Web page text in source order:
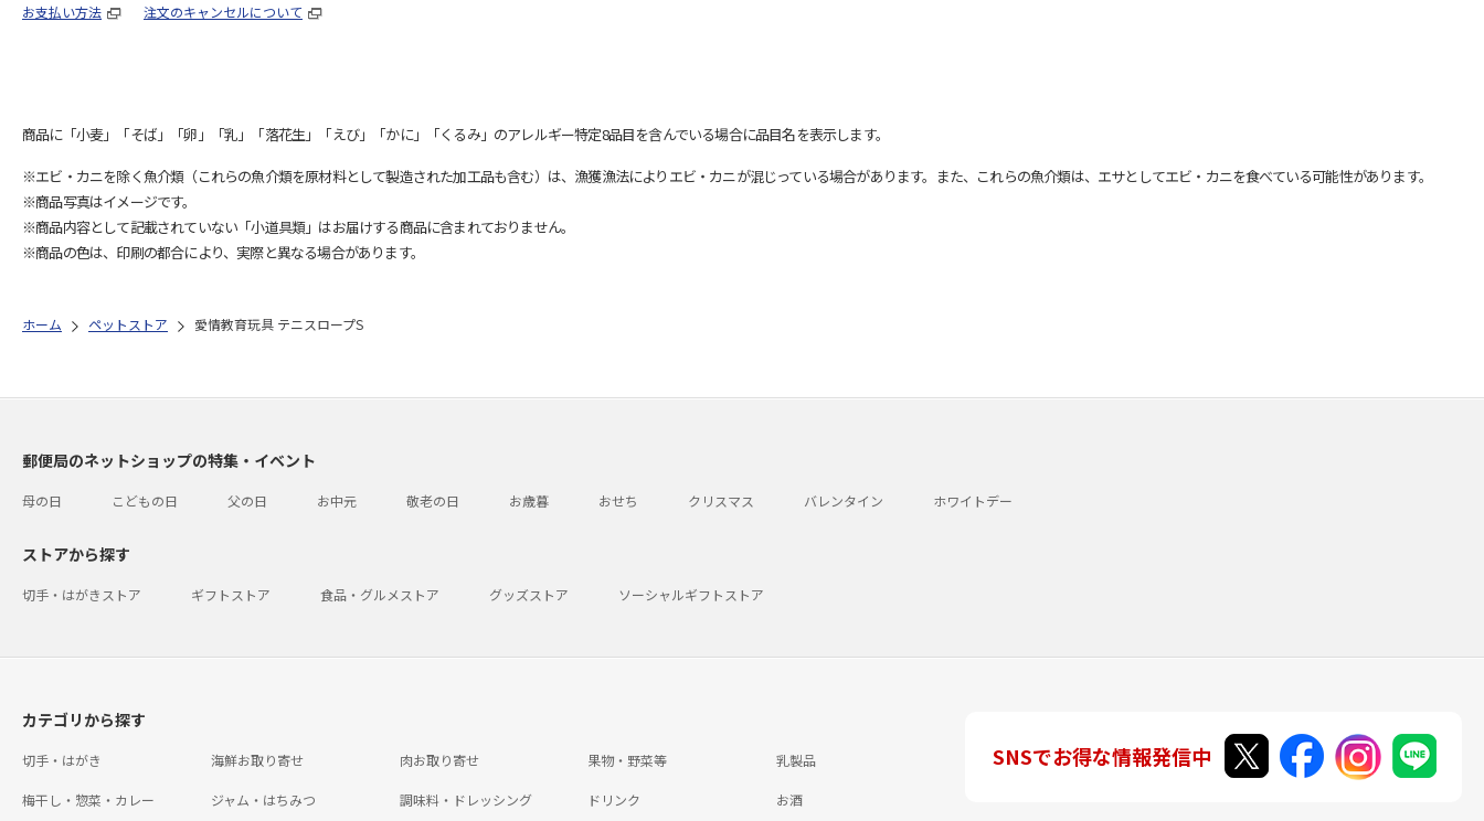
お支払い方法 注文のキャンセルについて
商品に「小麦」「そば」「卵」「乳」「落花生」「えび」「かに」「くるみ」のアレルギー特定8品目を含んでいる場合に品目名を表示します。
※エビ・カニを除く魚介類（これらの魚介類を原材料として製造された加工品も含む）は、漁獲漁法によりエビ・カニが混じっている場合があります。また、これらの魚介類は、エサとしてエビ・カニを食べている可能性があります。
※商品写真はイメージです。
※商品内容として記載されていない「小道具類」はお届けする商品に含まれておりません。
※商品の色は、印刷の都合により、実際と異なる場合があります。
ホーム ペットストア 愛情教育玩具 テニスロープS
郵便局のネットショップの特集・イベント
母の日 こどもの日 父の日 お中元 敬老の日 お歳暮 おせち クリスマス バレンタイン ホワイトデー
ストアから探す
切手・はがきストア ギフトストア 食品・グルメストア グッズストア ソーシャルギフトストア
カテゴリから探す
切手・はがき 海鮮お取り寄せ 肉お取り寄せ 果物・野菜等 乳製品
梅干し・惣菜・カレー ジャム・はちみつ 調味料・ドレッシング ドリンク お酒
SNSでお得な情報発信中